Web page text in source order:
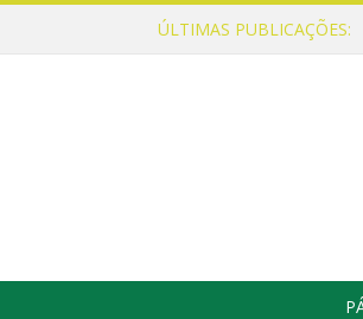
ÚLTIMAS PUBLICAÇÕES: